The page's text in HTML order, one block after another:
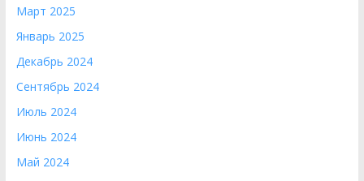
Март 2025
Январь 2025
Декабрь 2024
Сентябрь 2024
Июль 2024
Июнь 2024
Май 2024